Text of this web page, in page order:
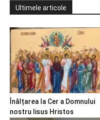
Ultimele articole
Înălțarea la Cer a Domnului
nostru Iisus Hristos